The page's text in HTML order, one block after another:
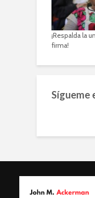
¡Respalda la
firma!
Sígueme